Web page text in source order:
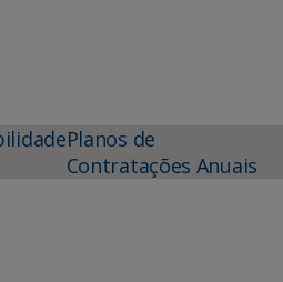
Planos de
Contratações Anuais